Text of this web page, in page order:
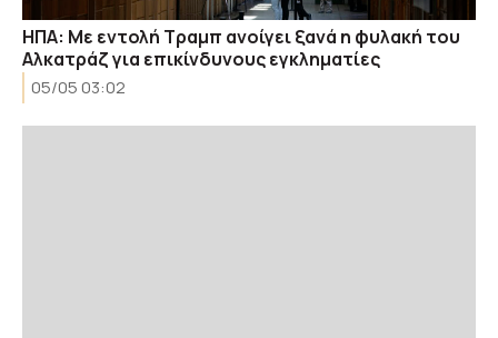
ΗΠΑ: Με εντολή Τραμπ ανοίγει ξανά η φυλακή του
Αλκατράζ για επικίνδυνους εγκληματίες
05/05 03:02